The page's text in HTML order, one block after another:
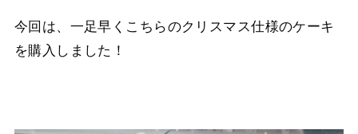
今回は、一足早くこちらのクリスマス仕様のケーキ
を購入しました！